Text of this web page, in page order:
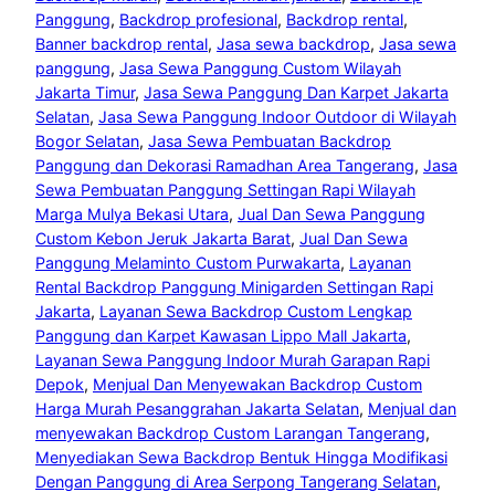
Panggung, Backdrop profesional, Backdrop rental
Banner backdrop rental, Jasa sewa backdrop, Jasa sewa
panggung, Jasa Sewa Panggung Custom Wilayah
Jakarta Timur, Jasa Sewa Panggung Dan Karpet Jakarta
Selatan, Jasa Sewa Panggung Indoor Outdoor di Wilayah
Bogor Selatan, Jasa Sewa Pembuatan Backdrop
Panggung dan Dekorasi Ramadhan Area Tangerang, Jasa
Sewa Pembuatan Panggung Settingan Rapi Wilayah
Marga Mulya Bekasi Utara, Jual Dan Sewa Panggung
Custom Kebon Jeruk Jakarta Barat, Jual Dan Sewa
Panggung Melaminto Custom Purwakarta, Layanan
Rental Backdrop Panggung Minigarden Settingan Rapi
Jakarta, Layanan Sewa Backdrop Custom Lengkap
Panggung dan Karpet Kawasan Lippo Mall Jakarta
Layanan Sewa Panggung Indoor Murah Garapan Rapi
Depok, Menjual Dan Menyewakan Backdrop Custom
Harga Murah Pesanggrahan Jakarta Selatan, Menjual dan
menyewakan Backdrop Custom Larangan Tangerang
Menyediakan Sewa Backdrop Bentuk Hingga Modifikasi
Dengan Panggung di Area Serpong Tangerang Selatan